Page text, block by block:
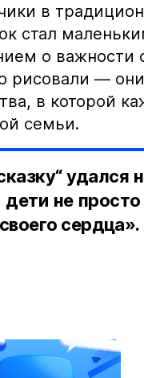
в
стал
о важности
рисовали —
в которой
семьи.
удался
не
сердца».